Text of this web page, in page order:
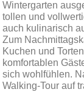
Wintergarten
tollen und
auch kulinarisch
Zum
Kuchen und
komfortablen
sich wohlfühlen.
Walking-Tour auf